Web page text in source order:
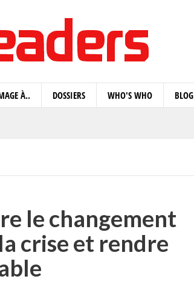
À.. DOSSIERS WHO'S WHO BLOG
le changement
crise et rendre